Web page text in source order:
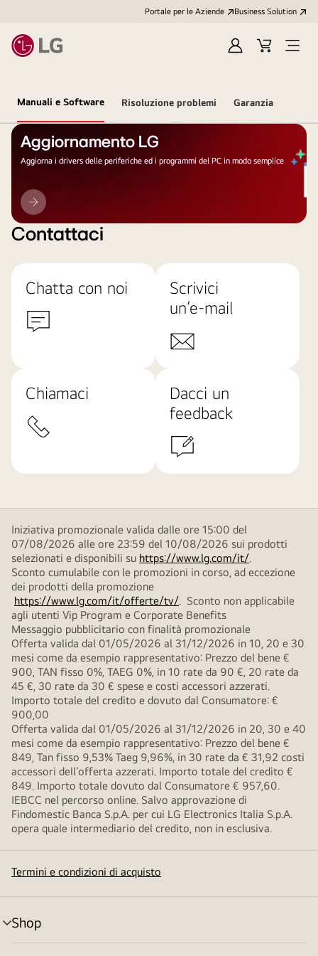
Portale per le Aziende Business Solution
AccediCart
Open
Manuali e Software Risoluzione problemi Garanzia
Aggiornamento LG
Aggiorna i drivers delle periferiche ed i programmi del PC in modo semplice
Aggiornamento
LG
Contattaci
Chatta con noi
Scrivici
un’e-mail
Chiamaci
Dacci un
feedback
Iniziativa promozionale valida dalle ore 15:00 del
07/08/2026 alle ore 23:59 del 10/08/2026 sui prodotti
selezionati e disponibili su https://www.lg.com/it/.
Sconto cumulabile con le promozioni in corso, ad eccezione
dei prodotti della promozione
https://www.lg.com/it/offerte/tv/. Sconto non applicabile
agli utenti Vip Program e Corporate Benefits
Messaggio pubblicitario con finalità promozionale
Offerta valida dal 01/05/2026 al 31/12/2026 in 10, 20 e 30
mesi come da esempio rappresentativo: Prezzo del bene €
900, TAN fisso 0%, TAEG 0%, in 10 rate da 90 €, 20 rate da
45 €, 30 rate da 30 € spese e costi accessori azzerati.
Importo totale del credito e dovuto dal Consumatore: €
900,00
Offerta valida dal 01/05/2026 al 31/12/2026 in 20, 30 e 40
mesi come da esempio rappresentativo: Prezzo del bene €
849, Tan fisso 9,53% Taeg 9,96%, in 30 rate da € 31,92 costi
accessori dell’offerta azzerati. Importo totale del credito €
849. Importo totale dovuto dal Consumatore € 957,60.
IEBCC nel percorso online. Salvo approvazione di
Findomestic Banca S.p.A. per cui LG Electronics Italia S.p.A.
opera quale intermediario del credito, non in esclusiva.
Termini e condizioni di acquisto
Shop
Attivazione
menu